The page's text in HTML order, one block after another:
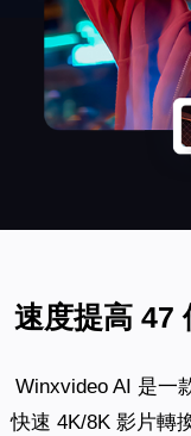
速度提高 47
Winxvideo AI 是一
快速 4K/8K 影片轉